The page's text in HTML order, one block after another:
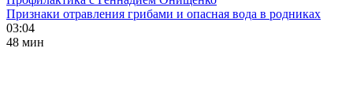
Признаки отравления грибами и опасная вода в родниках
03:04
48 мин